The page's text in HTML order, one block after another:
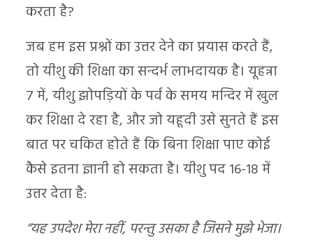
करता है?
जब हम इस प्रश्नों का उत्तर देने का प्रयास करते हैं,
तो यीशु की शिक्षा का सन्दर्भ लाभदायक है। यूहन्ना
7 में, यीशु झोपड़ियों के पर्व के समय मन्दिर में खुल
कर शिक्षा दे रहा है, और जो यहूदी उसे सुनते हैं इस
बात पर चकित होते हैं कि बिना शिक्षा पाए कोई
कैसे इतना ज्ञानी हो सकता है। यीशु पद 16-18 में
उत्तर देता है:
“यह उपदेश मेरा नहीं, परन्तु उसका है जिसने मुझे भेजा।